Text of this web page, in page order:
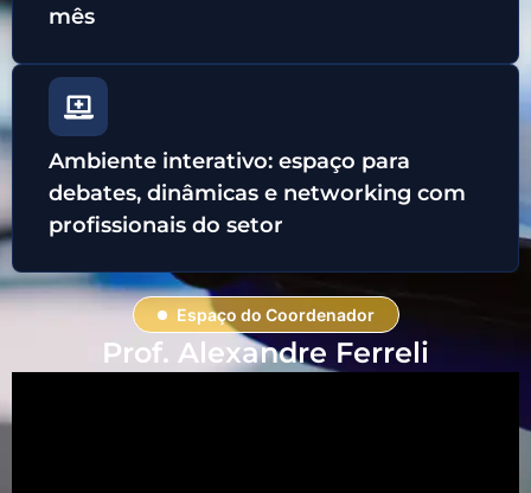
mês
Ambiente interativo: espaço para
debates, dinâmicas e networking com
profissionais do setor
Espaço do Coordenador
Prof. Alexandre Ferreli